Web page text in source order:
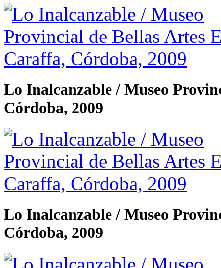
Lo Inalcanzable / Museo
Córdoba, 2009
Lo Inalcanzable / Museo
Córdoba, 2009